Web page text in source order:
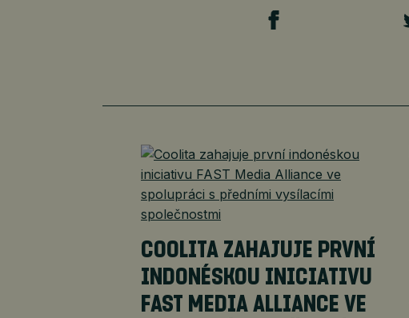
COOLITA ZAHAJUJE PRVNÍ
INDONÉSKOU INICIATIVU
FAST MEDIA ALLIANCE VE